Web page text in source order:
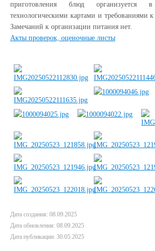
приготовления блюд организуется
технологическими картами и требованиями
Замечаний к организации питания нет.
Акты проверок, оценочные листы
Дата создания: 08.09.2025
Дата обновления: 08.09.2025
Дата публикации: 30.05.2025